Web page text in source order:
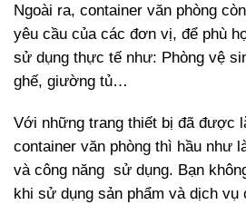
Ngoài ra, container văn phòng
yêu cầu của các đơn vị, để phù
sử dụng thực tế như: Phòng vệ
ghế, giường tủ…
Với những trang thiết bị đã được
container văn phòng thì hầu như
và công năng sử dụng. Bạn
khi sử dụng sản phẩm và dịch vụ